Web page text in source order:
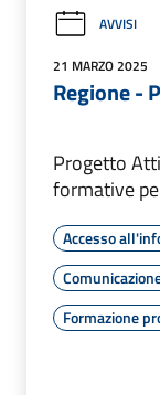
AVVISI
21 MARZO 2025
Regione -
Progetto
formative
Accesso
Formazione